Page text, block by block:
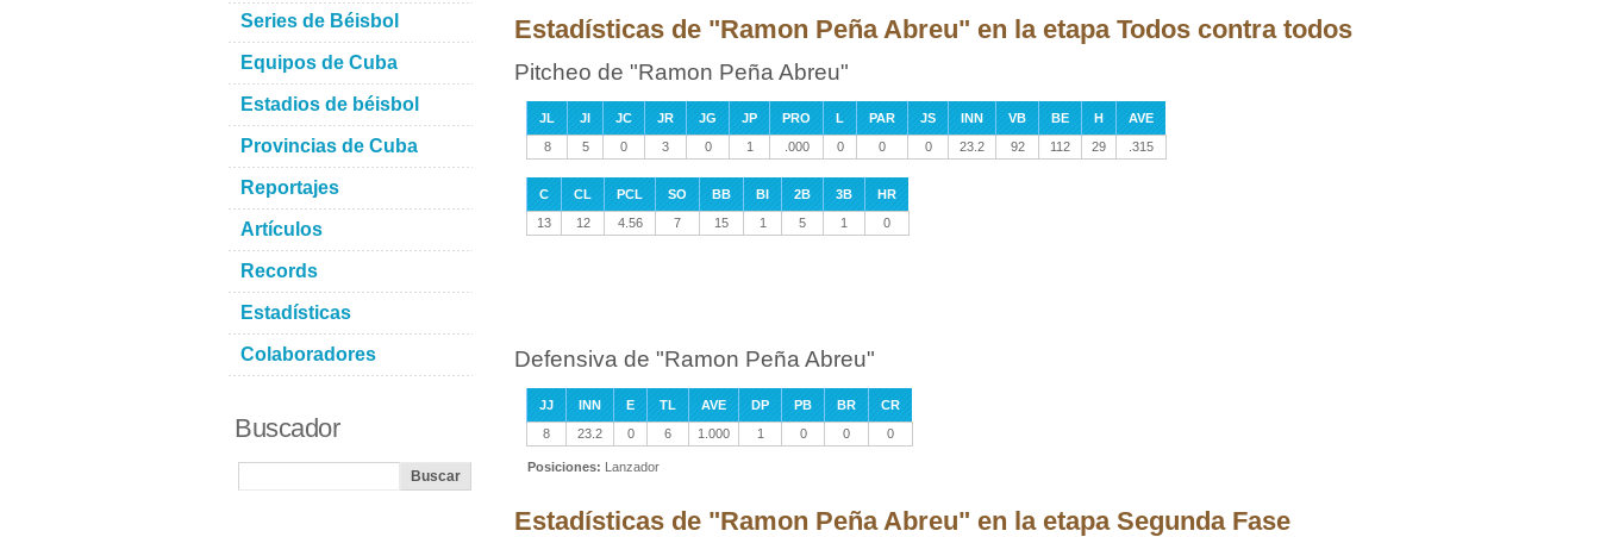
Estadísticas de "Ramon Peña Abreu" en la etapa Todos contra todos
Pitcheo de "Ramon Peña Abreu"
JL JI JC JR JG JP PRO L PAR JS INN VB BE H
AVE
8
5 0 3 0 1 .000 0 0 0 23.2 92 112 29 .315
C CL PCL SO BB BI 2B 3B
HR
13
12 4.56 7 15 1 5 1 0
Defensiva de "Ramon Peña Abreu"
JJ INN E TL AVE DP PB BR
CR
8
23.2 0 6 1.000 1 0 0 0
Posiciones: Lanzador
Estadísticas de "Ramon Peña Abreu" en la etapa Segunda Fase
Series de Béisbol
Equipos de Cuba
Estadios de béisbol
Provincias de Cuba
Reportajes
Artículos
Records
Estadísticas
Colaboradores
Buscador